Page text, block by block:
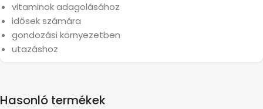
vitaminok adagolásához
idősek számára
gondozási környezetben
utazáshoz
Hasonló termékek